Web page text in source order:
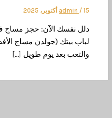
admin / 15 أكتوبر، 2025
دلل نفسك الآن: حجز مساج
لباب بيتك (جولدن مساج
والتعب بعد يوم طويل […]